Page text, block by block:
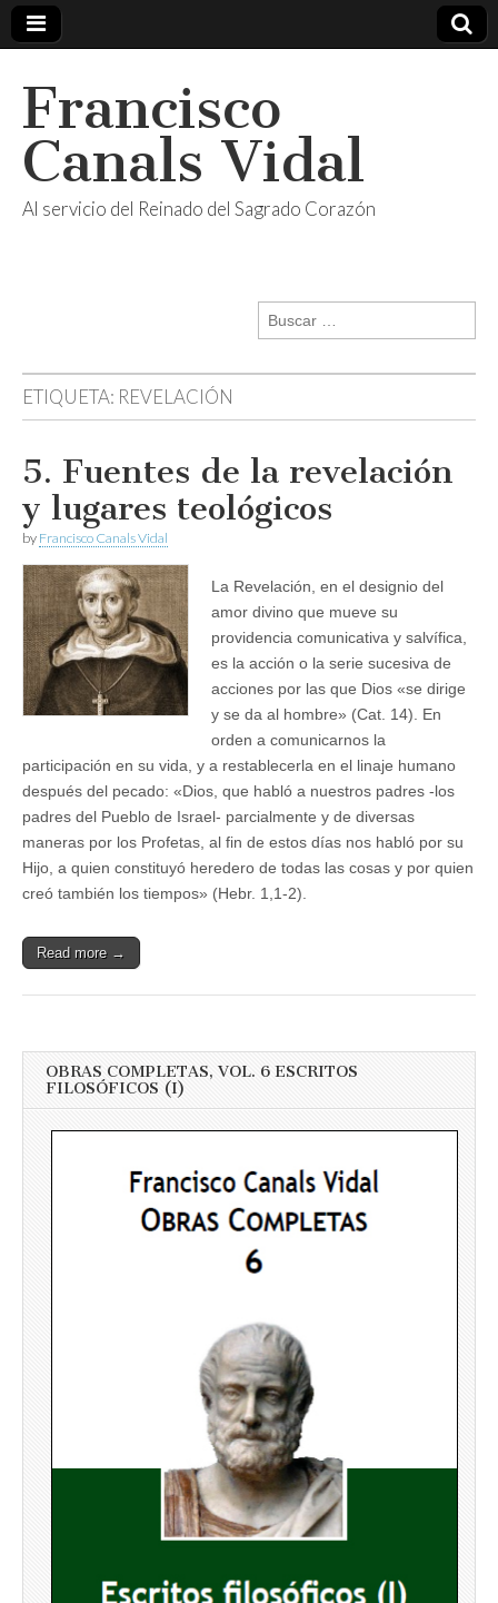
Francisco
Canals Vidal
Al servicio del Reinado del Sagrado Corazón
Buscar:
ETIQUETA: REVELACIÓN
5. Fuentes de la revelación
y lugares teológicos
by Francisco Canals Vidal
La Revelación, en el designio del
amor divino que mueve su
providencia comunicativa y salvífica,
es la acción o la serie sucesiva de
acciones por las que Dios «se dirige
y se da al hombre» (Cat. 14). En
orden a comunicarnos la
participación en su vida, y a restablecerla en el linaje humano
después del pecado: «Dios, que habló a nuestros padres -los
padres del Pueblo de Israel- parcialmente y de diversas
maneras por los Profetas, al fin de estos días nos habló por su
Hijo, a quien constituyó heredero de todas las cosas y por quien
creó también los tiempos» (Hebr. 1,1-2).
Read more →
OBRAS COMPLETAS, VOL. 6 ESCRITOS
FILOSÓFICOS (I)